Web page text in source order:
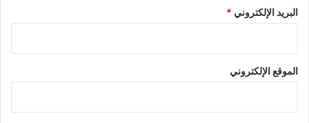
البريد الإلكتروني *
الموقع الإلكتروني